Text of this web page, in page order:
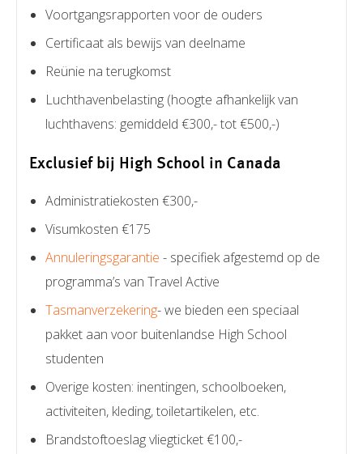
Voortgangsrapporten voor de ouders
Certificaat als bewijs van deelname
Reünie na terugkomst
Luchthavenbelasting (hoogte afhankelijk van
luchthavens: gemiddeld €300,- tot €500,-)
Exclusief bij High School in Canada
Administratiekosten €300,-
Visumkosten €175
Annuleringsgarantie - specifiek afgestemd op de
programma’s van Travel Active
Tasmanverzekering- we bieden een speciaal
pakket aan voor buitenlandse High School
studenten
Overige kosten: inentingen, schoolboeken,
activiteiten, kleding, toiletartikelen, etc.
Brandstoftoeslag vliegticket €100,-